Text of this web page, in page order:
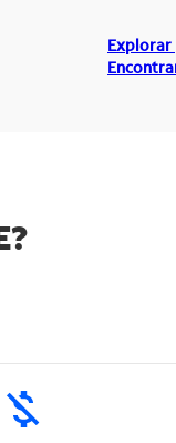
Explorar